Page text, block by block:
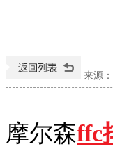
来源
摩尔森ffc